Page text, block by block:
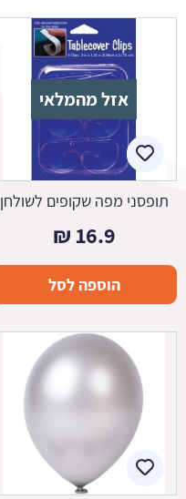
אזל מהמלאי
תופסני מפה שקופים לשולחן
16.9
₪
הוספה לסל